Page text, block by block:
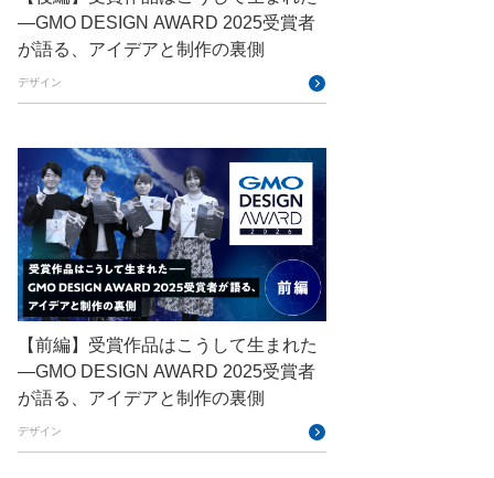
DevRel DevSecOpsThon
EXPERT CROSS
GMO AI＆ロボティクス商事
GMO AIR GMO DESIGN AWARD
GMO Developers Day
GMO Developers Night
GMO Flatt Security
GMO GPUクラウド
GMO Hacking Night
—GMO DESIGN AWARD 2025受賞者
が語る、アイデアと制作の裏側
デザイン
【前編】受賞作品はこうして生まれた
—GMO DESIGN AWARD 2025受賞者
が語る、アイデアと制作の裏側
デザイン